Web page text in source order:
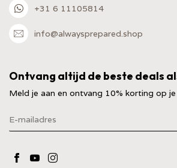
+31 6 11105814
info@alwaysprepared.shop
Ontvang altijd de beste deals
Meld je aan en ontvang 10% korting op